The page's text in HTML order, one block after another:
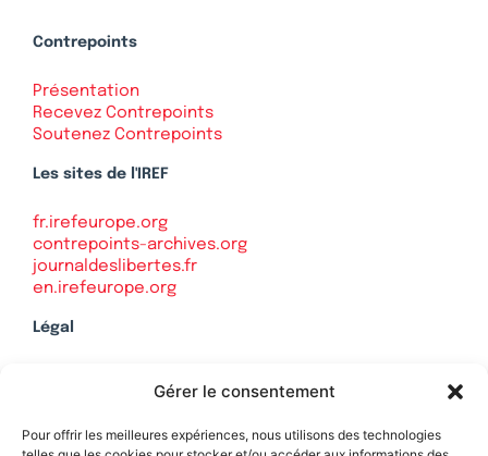
Gérer le consentement
Pour offrir les meilleures expériences, nous utilisons des technologies
Contrepoints
Présentation
Recevez Contrepoints
Soutenez Contrepoints
Les sites de l'IREF
fr.irefeurope.org
contrepoints-archives.org
journaldeslibertes.fr
en.irefeurope.org
Légal
Politique de confidentialité